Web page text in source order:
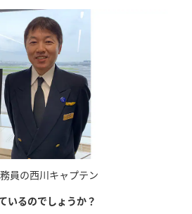
員の西川キャプテン
いるのでしょうか？